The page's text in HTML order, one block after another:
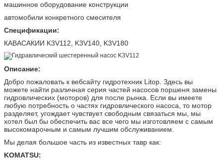
машинное оборудование конструкции
автомобили конкретного смесителя
Спецификации:
КАВАСАКИИ K3V112, K3V140, K3V180
Описание:
Добро пожаловать к вебсайту гидротехник Litop. Здесь вы
можете найти различная серия частей насосов поршеня замены
гидровлических (моторов) для после рынка. Если вы имеете
любую потребность о частях гидровлического насоса, то мотор
разделяет, угождает чувствует свободным связаться мы, мы
хотел был бы обеспечить вас все чего мы изготовляем с самым
высокомарочным и самым лучшим обслуживанием.
Мы делая большое часть из известных тавр как:
KOMATSU: